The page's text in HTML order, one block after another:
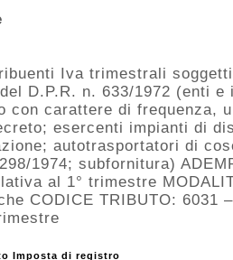
Iva trimestrali
D.P.R. n. 633/1972 (enti e
con carattere di frequenza,
esercenti impianti di
autotrasportatori di
1974; subfornitura)
al 1° trimestre
CODICE TRIBUTO: 6031
Imposta di registro